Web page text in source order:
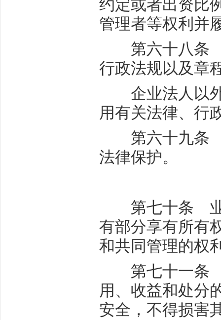
约定或者出资比
管理者等权利并
第六十八条
行政法规以及章
企业法人以外
用有关法律、行
第六十九条
法律保护。
第七十条 业
有部分享有所有
和共同管理的权
第七十一条
用、收益和处分
安全，不得损害